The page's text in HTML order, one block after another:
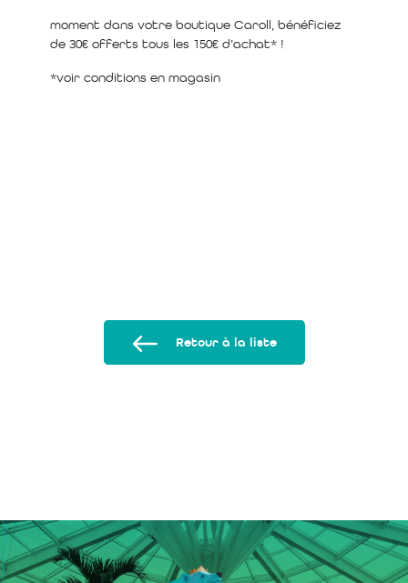
moment dans votre boutique Caroll, bénéficiez
de 30€ offerts tous les 150€ d’achat* !
*voir conditions en magasin
Retour à la liste